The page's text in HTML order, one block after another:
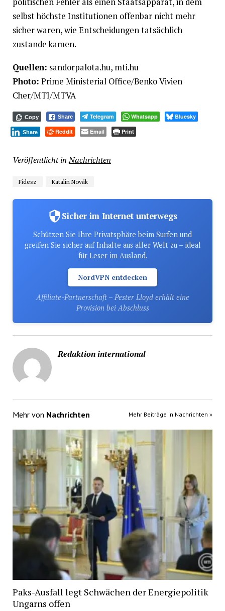
selbst höchste Institutionen offenbar nicht mehr
sicher waren, wie Entscheidungen tatsächlich
zustande kamen.
Quellen: sandorpalota.hu, mti.hu
Photo: Prime Ministerial Office/Benko Vivien
Cher/MTI/MTVA
Copy Share Telegram Whatsapp Bluesky
Share Reddit Email Print
Veröffentlicht in Nachrichten
Fidesz Katalin Novák
Sicher im Internet unterwegs
Schützen Sie Ihre Privatsphäre beim Surfen und
greifen Sie sicher auf Inhalte aus aller Welt zu – ideal
für Leser im Ausland.
NordVPN entdecken
Affiliate-Partnerschaft – Pester Lloyd erhält eine
Provision bei Abschluss
Redaktion international
Mehr von Nachrichten Mehr Beiträge in Nachrichten »
Paks-Ausfall legt Schwächen der Energiepolitik
Ungarns offen